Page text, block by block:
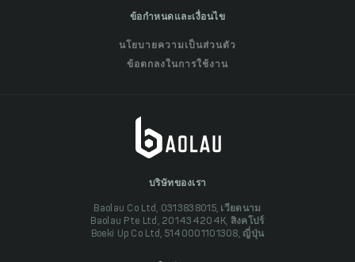
ข้อกำหนดและเงื่อนไข
นโยบายความเป็นส่วนตัว
ข้อตกลงในการใช้งาน
บริษัทของเรา
Baolau Co Ltd, 0313838015, เวียดนาม
Baolau Pte Ltd, 201434204K, สิงคโปร์
Boeki Up Co Ltd, 5140001101308, ญี่ปุ่น